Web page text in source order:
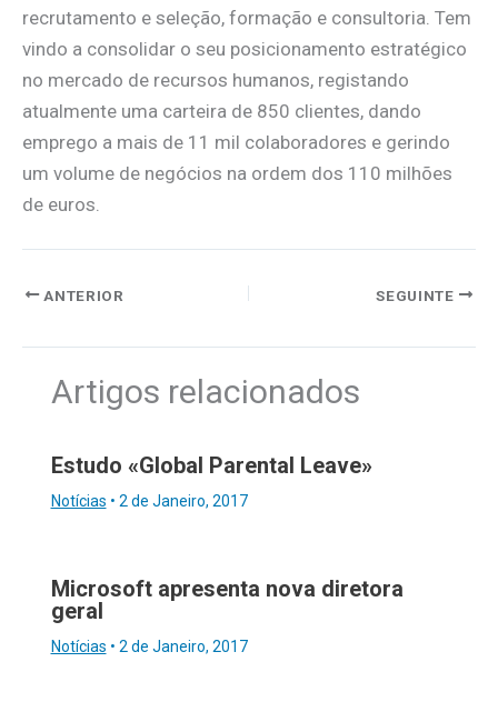
recrutamento e seleção, formação e consultoria. Tem
vindo a consolidar o seu posicionamento estratégico
no mercado de recursos humanos, registando
atualmente uma carteira de 850 clientes, dando
emprego a mais de 11 mil colaboradores e gerindo
um volume de negócios na ordem dos 110 milhões
de euros.
ANTERIOR SEGUINTE
Artigos relacionados
Estudo «Global Parental Leave»
Notícias • 2 de Janeiro, 2017
Microsoft apresenta nova diretora
geral
Notícias • 2 de Janeiro, 2017